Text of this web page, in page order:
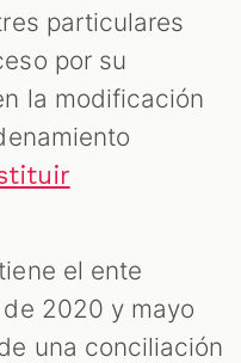
particulares
por su
la modificación
el ente
2020 y mayo
una conciliación